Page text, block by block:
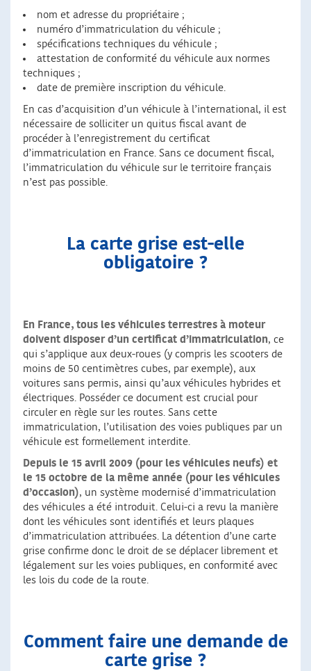
nom et adresse du propriétaire ;
numéro d’immatriculation du véhicule ;
spécifications techniques du véhicule ;
attestation de conformité du véhicule aux normes
techniques ;
date de première inscription du véhicule.
En cas d’acquisition d’un véhicule à l’international, il est
nécessaire de solliciter un quitus fiscal avant de
procéder à l’enregistrement du certificat
d’immatriculation en France. Sans ce document fiscal,
l’immatriculation du véhicule sur le territoire français
n’est pas possible.
La carte grise est-elle
obligatoire ?
En France, tous les véhicules terrestres à moteur
doivent disposer d’un certificat d’immatriculation, ce
qui s’applique aux deux-roues (y compris les scooters de
moins de 50 centimètres cubes, par exemple), aux
voitures sans permis, ainsi qu’aux véhicules hybrides et
électriques. Posséder ce document est crucial pour
circuler en règle sur les routes. Sans cette
immatriculation, l’utilisation des voies publiques par un
véhicule est formellement interdite.
Depuis le 15 avril 2009 (pour les véhicules neufs) et
le 15 octobre de la même année (pour les véhicules
d’occasion), un système modernisé d’immatriculation
des véhicules a été introduit. Celui-ci a revu la manière
dont les véhicules sont identifiés et leurs plaques
d’immatriculation attribuées. La détention d’une carte
grise confirme donc le droit de se déplacer librement et
légalement sur les voies publiques, en conformité avec
les lois du code de la route.
Comment faire une demande de
carte grise ?